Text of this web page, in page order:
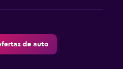
de auto